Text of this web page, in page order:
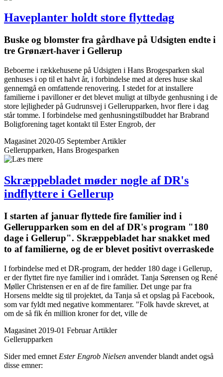
Haveplanter holdt store flyttedag
Buske og blomster fra gårdhave på Udsigten endte i
tre Grønært-haver i Gellerup
Beboerne i rækkehusene på Udsigten i Hans Brogesparken skal
genhuses i op til et halvt år, i forbindelse med at deres huse skal
gennemgå en omfattende renovering. I stedet for at installere
familierne i pavilloner er det blevet muligt at tilbyde genhusning i de
store lejligheder på Gudrunsvej i Gellerupparken, hvor flere i dag
står tomme. I forbindelse med genhusningstilbuddet har Brabrand
Boligforening taget kontakt til Ester Engrob, der
Magasinet 2020-05 September Artikler
Gellerupparken, Hans Brogesparken
Skræppe­bladet møder nogle af DR's
indflyttere i Gellerup
I starten af januar flyttede fire familier ind i
Gellerup­parken som en del af DR's program "180
dage i Gellerup". Skræppe­bladet har snakket med
to af familierne, og de er blevet positivt overraskede
I forbindelse med et DR-program, der hedder 180 dage i Gellerup,
er der flyttet fire nye familier ind i området. Tanja Sørensen og René
Møller Christensen er en af de fire familier. Det unge par fra
Horsens meldte sig til projektet, da Tanja så et opslag på Facebook,
som var fyldt med negative kommentarer. "Folk havde skrevet, at
om de så fik én million kroner for det, ville de
Magasinet 2019-01 Februar Artikler
Gellerupparken
Sider med emnet Ester Engrob Nielsen anvender blandt andet også
disse emner: